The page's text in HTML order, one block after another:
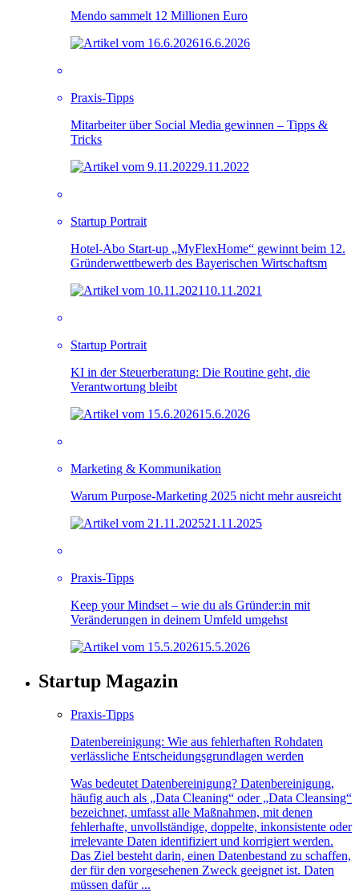
Mendo sammelt 12 Millionen Euro
16.6.2026
Praxis-Tipps
Mitarbeiter über Social Media gewinnen – Tipps &
Tricks
9.11.2022
Startup Portrait
Hotel-Abo Start-up „MyFlexHome“ gewinnt beim 12.
Gründerwettbewerb des Bayerischen Wirtschaftsm
10.11.2021
Startup Portrait
KI in der Steuerberatung: Die Routine geht, die
Verantwortung bleibt
15.6.2026
Marketing & Kommunikation
Warum Purpose-Marketing 2025 nicht mehr ausreicht
21.11.2025
Praxis-Tipps
Keep your Mindset – wie du als Gründer:in mit
Veränderungen in deinem Umfeld umgehst
15.5.2026
Startup Magazin
Praxis-Tipps
Datenbereinigung: Wie aus fehlerhaften Rohdaten
verlässliche Entscheidungsgrundlagen werden
Was bedeutet Datenbereinigung? Datenbereinigung,
häufig auch als „Data Cleaning“ oder „Data Cleansing“
bezeichnet, umfasst alle Maßnahmen, mit denen
fehlerhafte, unvollständige, doppelte, inkonsistente oder
irrelevante Daten identifiziert und korrigiert werden.
Das Ziel besteht darin, einen Datenbestand zu schaffen,
der für den vorgesehenen Zweck geeignet ist. Daten
müssen dafür ...